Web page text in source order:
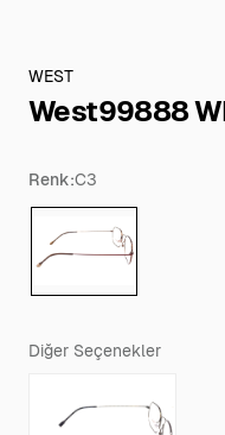
WEST
West99888
Renk:C3
Diğer Seçenekler